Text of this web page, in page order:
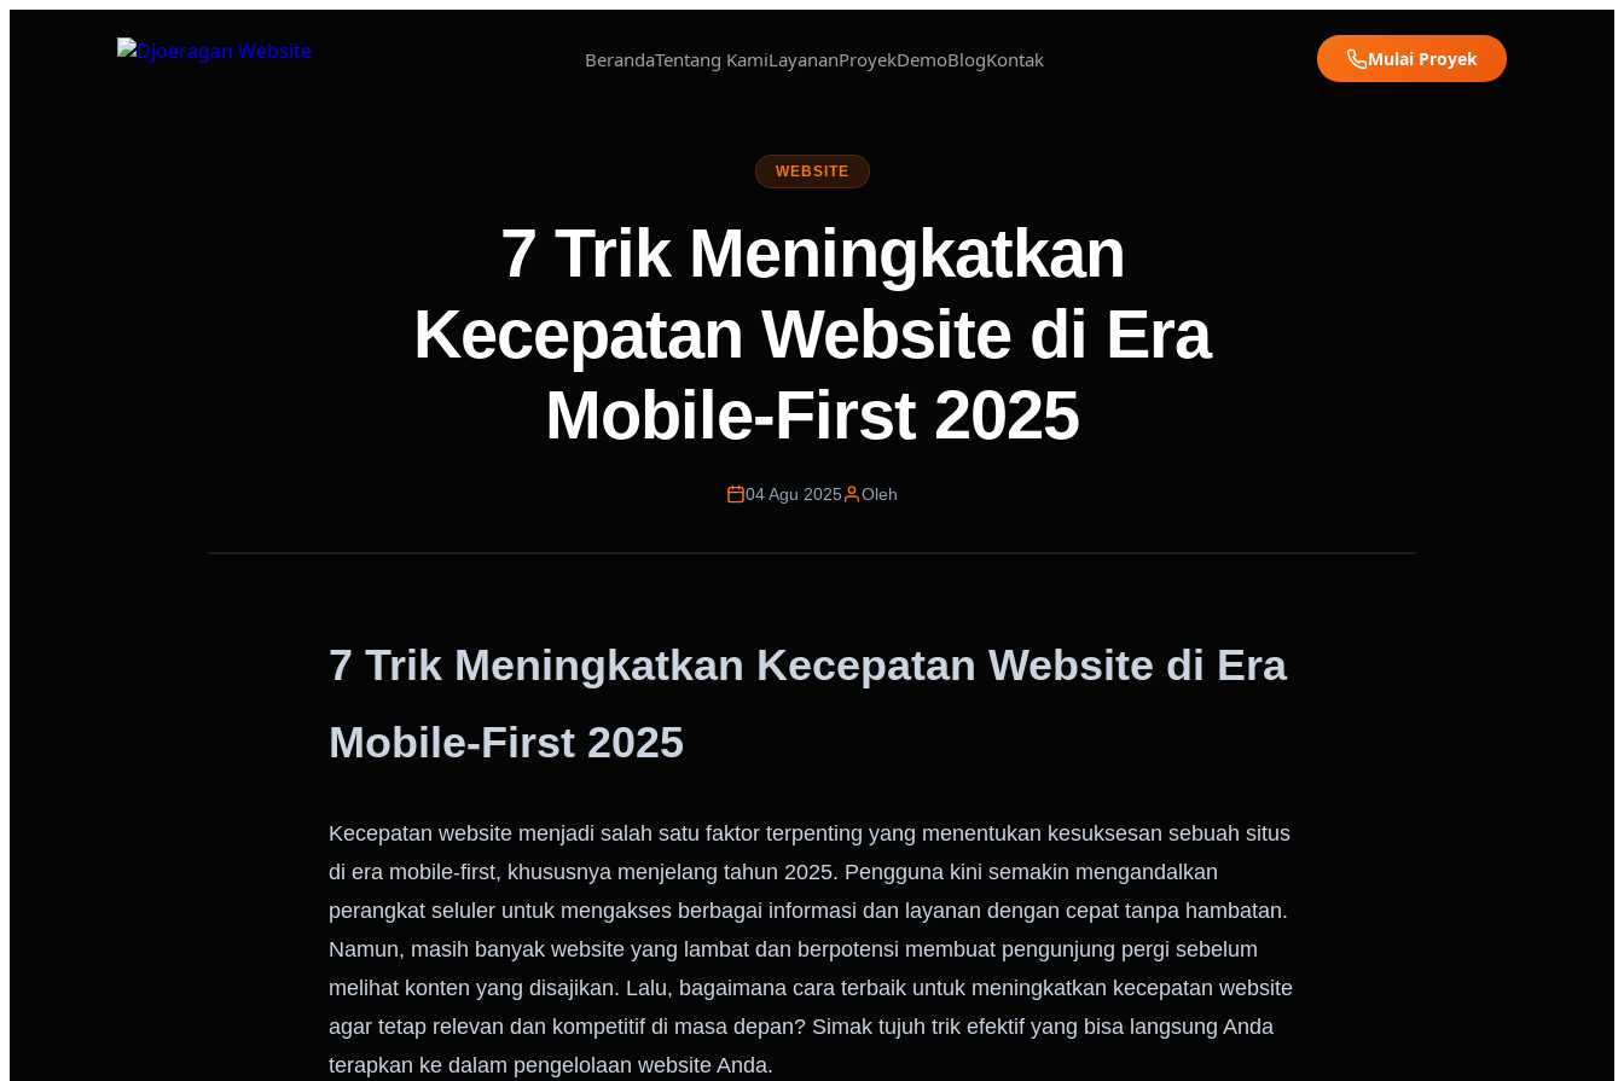
BerandaTentang KamiLayananProyekDemoBlogKontak Mulai Proyek
WEBSITE
7 Trik Meningkatkan
Kecepatan Website di Era
Mobile-First 2025
04 Agu 2025 Oleh
7 Trik Meningkatkan Kecepatan Website di Era
Mobile-First 2025
Kecepatan website menjadi salah satu faktor terpenting yang menentukan kesuksesan sebuah situs
di era mobile-first, khususnya menjelang tahun 2025. Pengguna kini semakin mengandalkan
perangkat seluler untuk mengakses berbagai informasi dan layanan dengan cepat tanpa hambatan.
Namun, masih banyak website yang lambat dan berpotensi membuat pengunjung pergi sebelum
melihat konten yang disajikan. Lalu, bagaimana cara terbaik untuk meningkatkan kecepatan website
agar tetap relevan dan kompetitif di masa depan? Simak tujuh trik efektif yang bisa langsung Anda
terapkan ke dalam pengelolaan website Anda.